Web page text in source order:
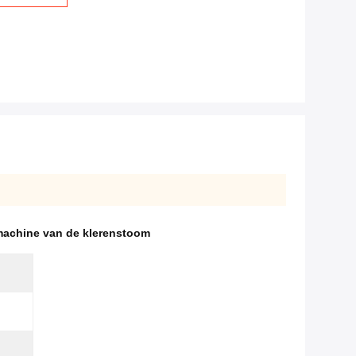
van de klerenstoom